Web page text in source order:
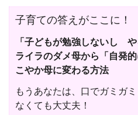
子育ての答えがここに！
「子どもが勉強しないし
ライラのダメ母から「自発
こやか母に変わる方法
もうあなたは、口でガミガ
なくても大丈夫！